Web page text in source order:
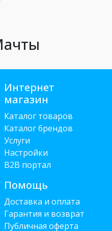
Интернет
магазин
Каталог товаров
Каталог брендов
Услуги
Настройки
B2B портал
Помощь
Доставка и оплата
Гарантия и возврат
Публичная оферта